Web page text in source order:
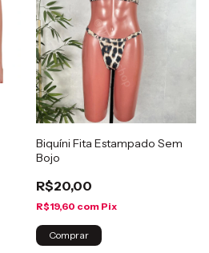
Biquíni Fita Estampado Sem
Bojo
R$20,00
R$19,60 com Pix
Comprar